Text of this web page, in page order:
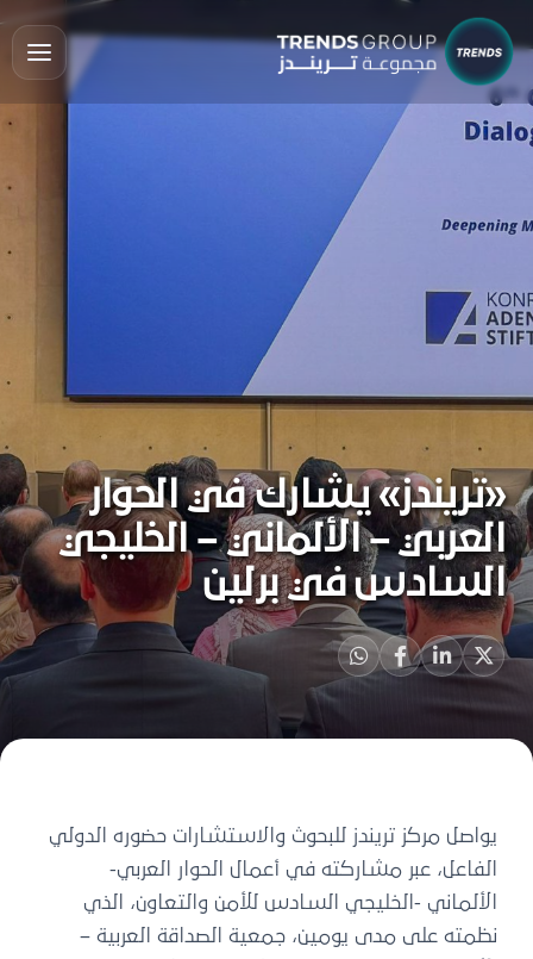
«تريندز» يشارك في الحوار
العربي – الألماني – الخليجي
السادس في برلين
يواصل مركز تريندز للبحوث والاستشارات حضوره الدولي
الفاعل، عبر مشاركته في أعمال الحوار العربي-
الألماني -الخليجي السادس للأمن والتعاون، الذي
نظمته على مدى يومين، جمعية الصداقة العربية –